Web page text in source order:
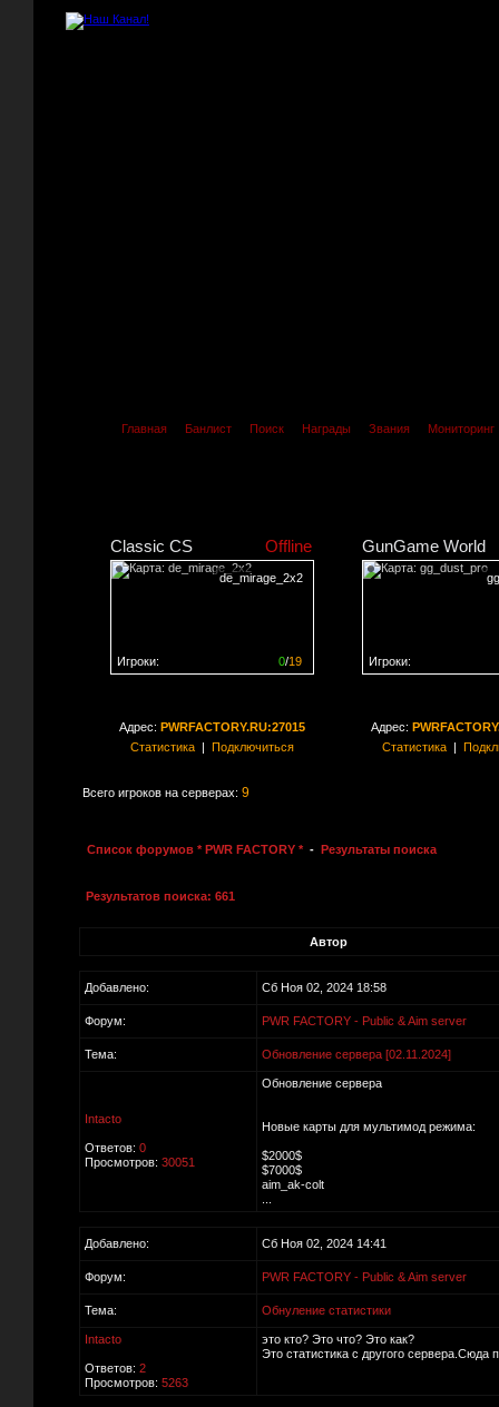
Главная Банлист Поиск Награды Звания Мониторинг
Classic CS Offline
de_mirage_2x2
0/19
Игроки:
GunGame World
Игроки:
Адрес: PWRFACTORY.RU:27015
Статистика| Подключиться
Адрес:
Статистика|
Всего игроков на серверах: 9
Список форумов * PWR FACTORY * - Результаты поиска
Результатов поиска: 661
Автор
Добавлено: Сб Ноя 02, 2024 18:58
Форум: PWR FACTORY - Public & Aim server
Тема: Обновление сервера [02.11.2024]
Intacto
Ответов: 0
Просмотров: 30051
Обновление сервера
Новые карты для мультимод режима:
$2000$
$7000$
aim_ak-colt
Добавлено: Сб Ноя 02, 2024 14:41
Форум: PWR FACTORY - Public & Aim server
Тема: Обнуление статистики
Intacto
Ответов: 2
Просмотров: 5263
это кто? Это что? Это как?
Это статистика с другого сервера.Сюда